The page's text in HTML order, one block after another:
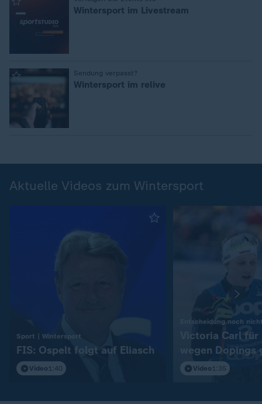
Wintersport im Livestream
Sendung verpasst?
:
Wintersport im relive
Aktuelle Videos zum Wintersport
Sport | Wintersport
FIS: Ospelt folgt auf Eliasch
Video 1:40
Entscheidung noch
Victoria Carl
wegen
Video 1:35